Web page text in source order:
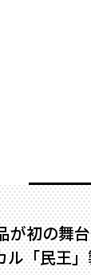
が初の舞
ル「民王